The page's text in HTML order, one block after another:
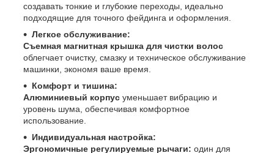
создавать тонкие и глубокие переходы, идеально
подходящие для точного фейдинга и оформления.
Легкое обслуживание:
Съемная магнитная крышка для чистки волос
облегчает очистку, смазку и техническое обслуживание
машинки, экономя ваше время.
Комфорт и тишина:
Алюминиевый корпус уменьшает вибрацию и
уровень шума, обеспечивая комфортное
использование.
Индивидуальная настройка:
Эргономичные регулируемые рычаги: один для